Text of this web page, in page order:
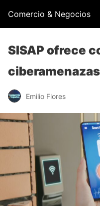
Comercio & Negocios
SISAP ofrece
Emilio Flores